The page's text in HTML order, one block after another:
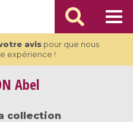
avispour que nous
expérience !
Abel
collection